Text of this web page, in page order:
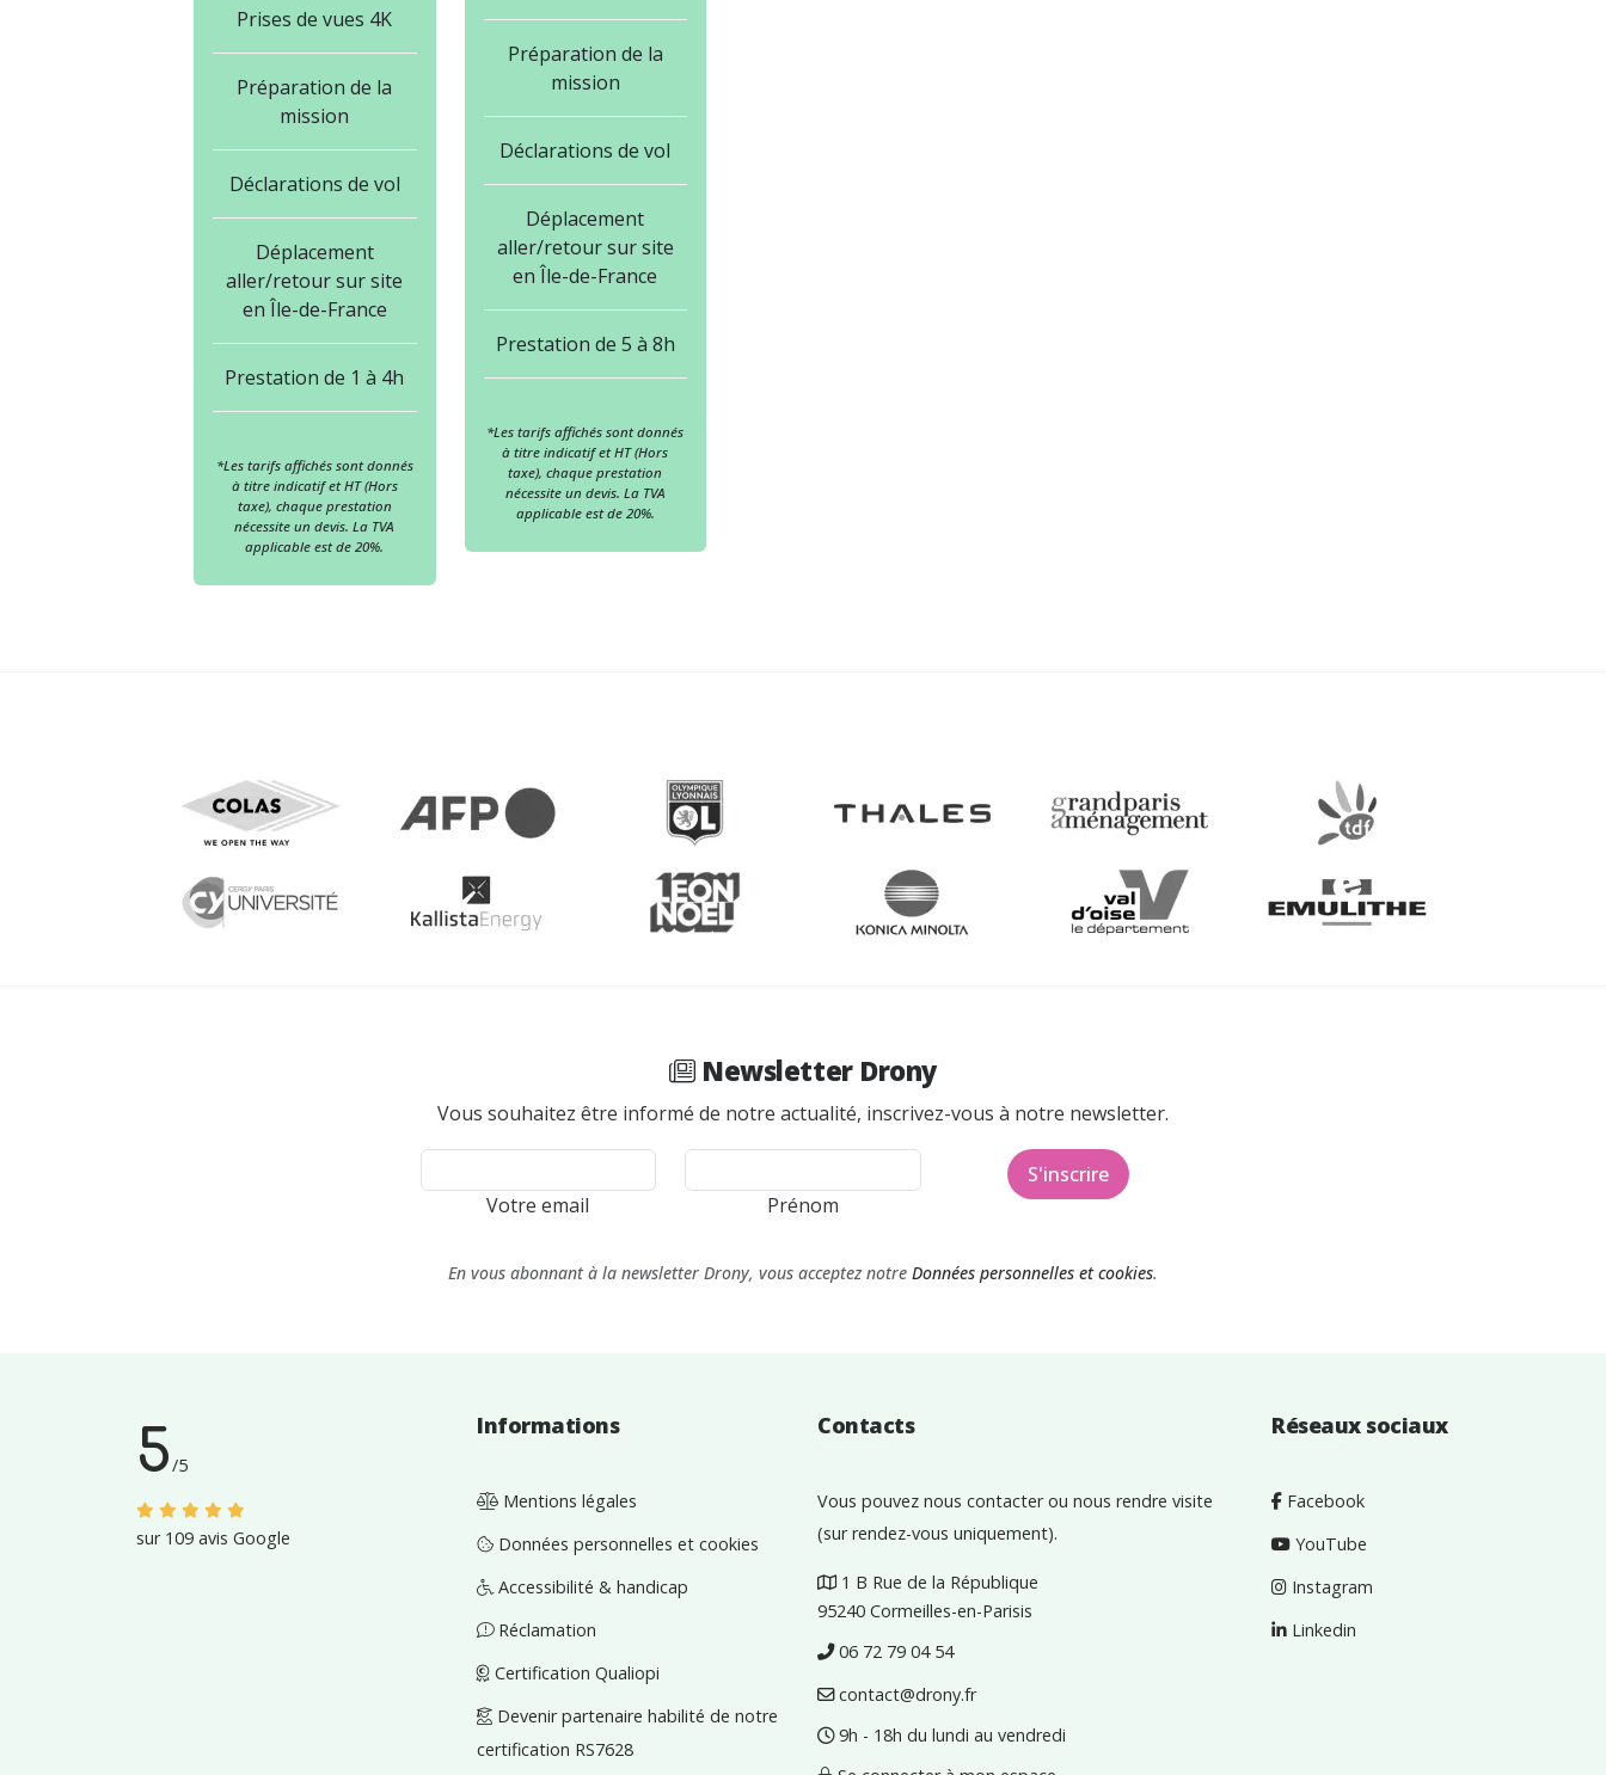
Prises de vues 4K
Préparation de la
mission
Déclarations de vol
Déplacement
aller/retour sur site
en Île-de-France
Prestation de 1 à 4h
*Les tarifs affichés sont donnés
à titre indicatif et HT (Hors
taxe), chaque prestation
nécessite un devis. La TVA
applicable est de 20%.
Préparation de la
mission
Déclarations de vol
Déplacement
aller/retour sur site
en Île-de-France
Prestation de 5 à 8h
*Les tarifs affichés sont donnés
à titre indicatif et HT (Hors
taxe), chaque prestation
nécessite un devis. La TVA
applicable est de 20%.
Newsletter Drony
Vous souhaitez être informé de notre actualité, inscrivez-vous à notre newsletter.
Votre email Prénom
S'inscrire
En vous abonnant à la newsletter Drony, vous acceptez notre Données personnelles et cookies.
5/5
sur 109 avis Google
Informations
Mentions légales
Données personnelles et cookies
Accessibilité & handicap
Réclamation
Certification Qualiopi
Devenir partenaire habilité de notre
certification RS7628
Contacts
Vous pouvez nous contacter ou nous rendre visite
(sur rendez-vous uniquement).
1 B Rue de la République
95240 Cormeilles-en-Parisis
06 72 79 04 54
contact@drony.fr
9h - 18h du lundi au vendredi
Réseaux sociaux
Facebook
YouTube
Instagram
Linkedin